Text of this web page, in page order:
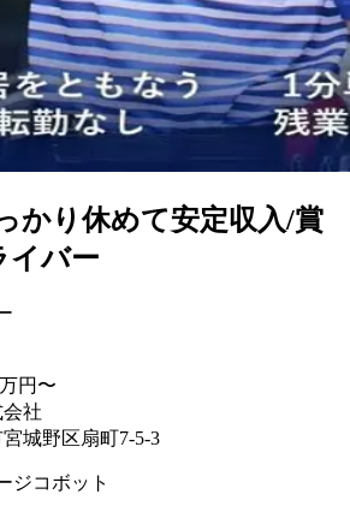
かり休めて安定収入/賞
バー
円〜
社
城野区扇町7-5-3
ジコボット